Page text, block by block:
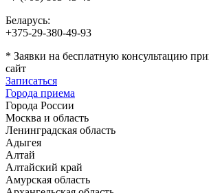
Беларусь:
+375-29-380-49-93
* Заявки на бесплатную консультацию
сайт
Записаться
Города приема
Города России
Москва и область
Ленинградская область
Адыгея
Алтай
Алтайский край
Амурская область